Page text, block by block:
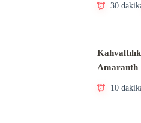
30
Amaranth
10